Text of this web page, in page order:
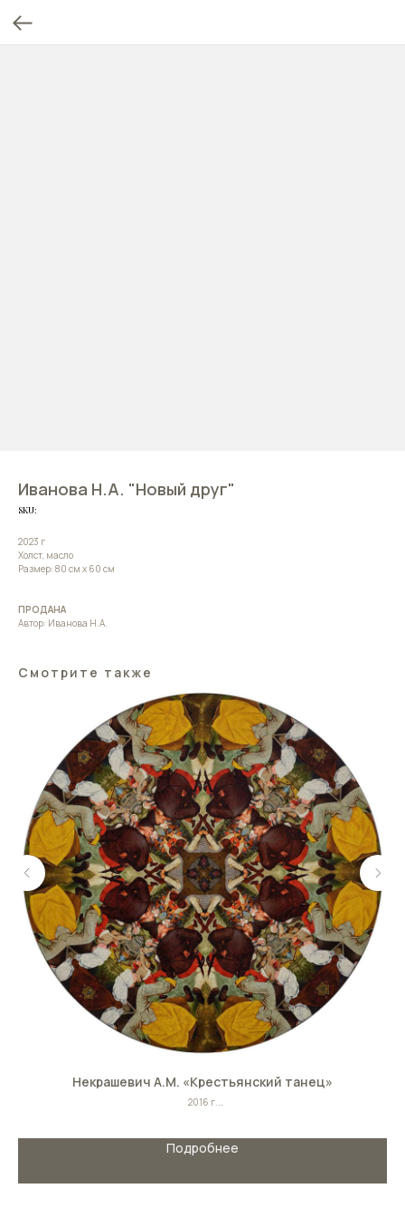
Иванова Н.А. "Новый друг"
SKU:
2023 г
Холст, масло
Размер: 80 см х 60 см
ПРОДАНА
Автор: Иванова Н.А.
Смотрите также
Некрашевич А.М. «Крестьянский танец»
2016 г.
Подробнее